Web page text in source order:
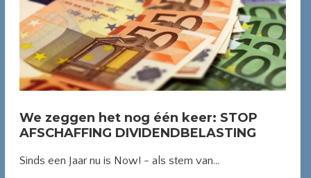
We zeggen het nog één keer: STOP
AFSCHAFFING DIVIDENDBELASTING
Sinds een Jaar nu is Now! - als stem van...